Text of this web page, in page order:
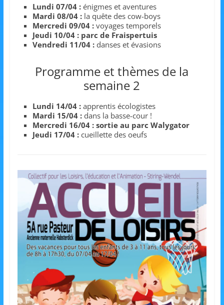
n
e
t
A
i
m
a
t
i
à
p
a
r
i
r
e
3
Lundi 07/04 :énigmes et aventures
Mardi 08/04 :la quête des cow-boys
Mercredi 09/04 :voyages temporels
Jeudi 10/04 : parc de Fraispertuis
Vendredi 11/04 : danses et évasions
Programme et thèmes de la
semaine 2
Lundi 14/04 :apprentis écologistes
Mardi 15/04 : dans la basse-cour !
Mercredi 16/04 : sortie au parc Walygator
Jeudi 17/04 :cueillette des oeufs